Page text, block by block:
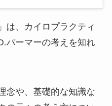
は、カイロプラクティ
パーマーの考えを知れ
念や、基礎的な知識な